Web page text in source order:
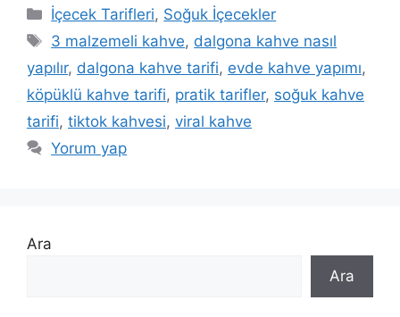
Kategoriler
İçecek Tarifleri, Soğuk İçecekler
Etiketler
3 malzemeli kahve, dalgona kahve nasıl
yapılır, dalgona kahve tarifi, evde kahve yapımı,
köpüklü kahve tarifi, pratik tarifler, soğuk kahve
tarifi, tiktok kahvesi, viral kahve
Yorum yap
Ara
Ara